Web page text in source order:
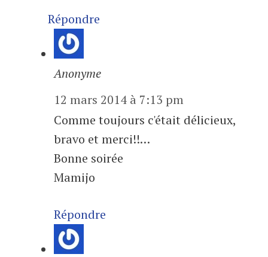
Répondre
Anonyme
12 mars 2014 à 7:13 pm
Comme toujours c'était délicieux,
bravo et merci!!…
Bonne soirée
Mamijo
Répondre